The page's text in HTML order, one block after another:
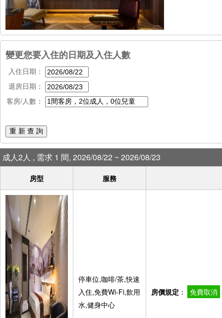
變更您要入住的日期及入住人數
入住日期：
退房日期：
客房/人數：
重 新 查 詢
成人2人 , 需求 1 間, 2026/08/22 ~ 2026/08/23
房型 服務
停車位,咖啡/茶,快速
入住,免費Wi-Fi,飲用
水,健身中心
房價規定 ： 免費取消